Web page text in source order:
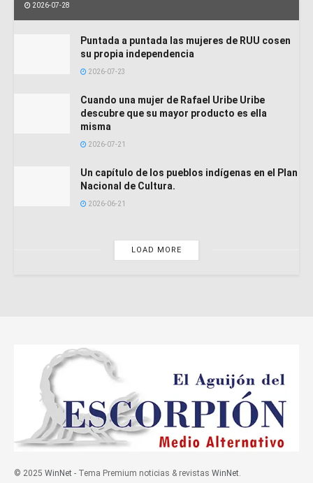
2026-07-28
Puntada a puntada las mujeres de RUU cosen
su propia independencia
2026-07-23
Cuando una mujer de Rafael Uribe Uribe
descubre que su mayor producto es ella
misma
2026-07-21
Un capítulo de los pueblos indígenas en el Plan
Nacional de Cultura.
2026-06-21
LOAD MORE
© 2025 WinNet - Tema Premium noticias & revistas WinNet.